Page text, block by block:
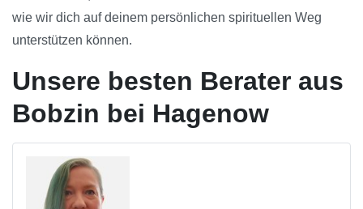
wie wir dich auf deinem persönlichen spirituellen Weg
unterstützen können.
Unsere besten Berater aus
Bobzin bei Hagenow